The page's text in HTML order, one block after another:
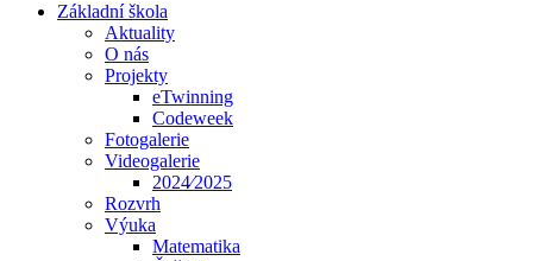
Základní škola
Aktuality
O nás
Projekty
eTwinning
Codeweek
Fotogalerie
Videogalerie
2024⁄2025
Rozvrh
Výuka
Matematika